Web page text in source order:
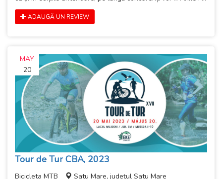
ADAUGĂ UN REVIEW
MAY
20
Tour de Tur CBA, 2023
Bicicleta MTB
Satu Mare, județul Satu Mare